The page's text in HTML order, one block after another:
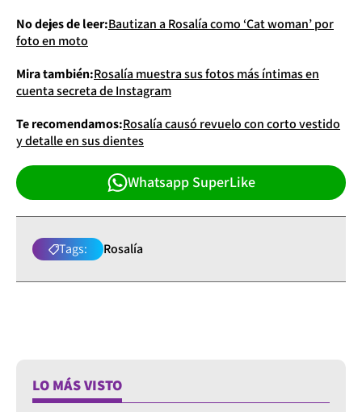
No dejes de leer:Bautizan a Rosalía como ‘Cat woman’ por
foto en moto
Mira también:Rosalía muestra sus fotos más íntimas en
cuenta secreta de Instagram
Te recomendamos:Rosalía causó revuelo con corto vestido
y detalle en sus dientes
Whatsapp SuperLike
Tags: Rosalía
LO MÁS VISTO